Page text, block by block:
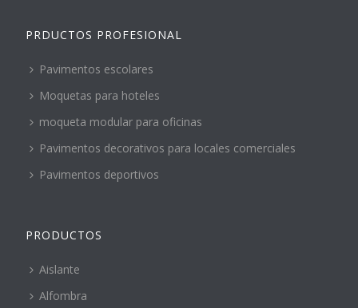
PRDUCTOS PROFESIONAL
Pavimentos escolares
Moquetas para hoteles
moqueta modular para oficinas
Pavimentos decorativos para locales comerciales
Pavimentos deportivos
PRODUCTOS
Aislante
Alfombra